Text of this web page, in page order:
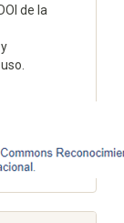
de la